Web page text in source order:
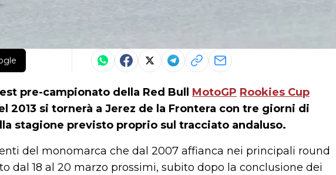
pre-campionato della Red Bull MotoGP Rookies Cup
2013 si tornerà a Jerez de la Frontera con tre giorni di
stagione previsto proprio sul tracciato andaluso.
del monomarca che dal 2007 affianca nei principali round
dal 18 al 20 marzo prossimi, subito dopo la conclusione dei